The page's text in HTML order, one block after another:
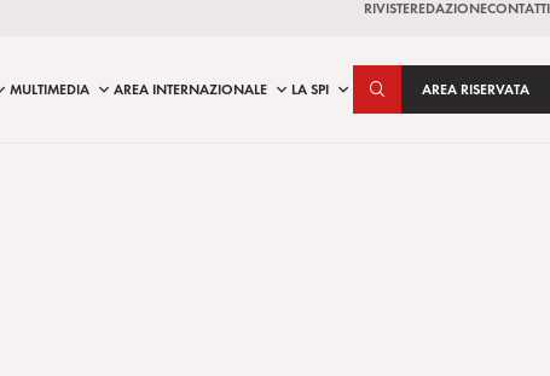
RIVISTEREDAZIONECONTATTI
MULTIMEDIA AREA INTERNAZIONALE LA SPI AREA RISERVATA